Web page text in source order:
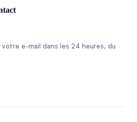
e-mail dans les 24 heures, du